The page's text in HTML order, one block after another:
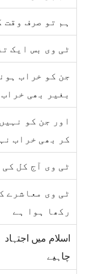
ہم تو صرف
ٹی وی بس ایک
جن کو خراب
بغیر بھی
اور جن کو
کر بھی خراب
ٹی وی آج کل
ٹی وی معاشرے
رکھا ہوا ہے
اسلام میں اجتہاد
چاہیے